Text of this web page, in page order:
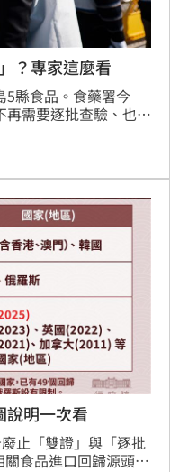
？專家這麼看
5縣食品。食藥署今
再需要逐批查驗、也不
家表示同意政府解
食品有超標或異常現
討政策。（記者：簡
說明一次看
止「雙證」與「逐批
食品進口回歸源頭管